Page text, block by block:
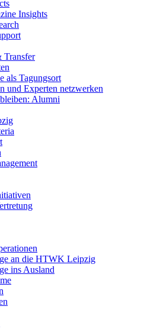
Insights
Transfer
als Tagungsort
und Experten netzwerken
Alumni
an die HTWK Leipzig
ins Ausland